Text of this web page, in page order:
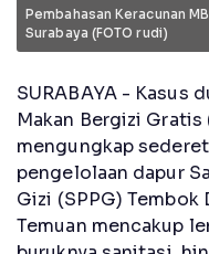
Pembahasan Keracunan
Surabaya (FOTO rudi)
SURABAYA - Kasus
Makan Bergizi Gratis
mengungkap
pengelolaan dapur
Gizi (SPPG) Tembok
Temuan mencakup